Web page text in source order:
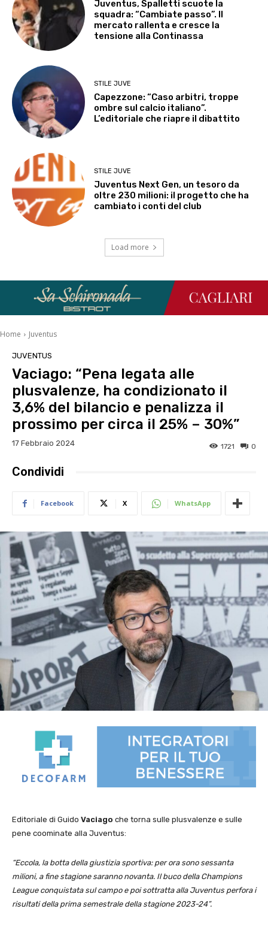
Juventus, Spalletti scuote la
squadra: “Cambiate passo”. Il
mercato rallenta e cresce la
tensione alla Continassa
STILE JUVE
Capezzone: “Caso arbitri, troppe
ombre sul calcio italiano”.
L’editoriale che riapre il dibattito
STILE JUVE
Juventus Next Gen, un tesoro da
oltre 230 milioni: il progetto che ha
cambiato i conti del club
Load more